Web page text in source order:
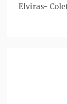
Elviras-